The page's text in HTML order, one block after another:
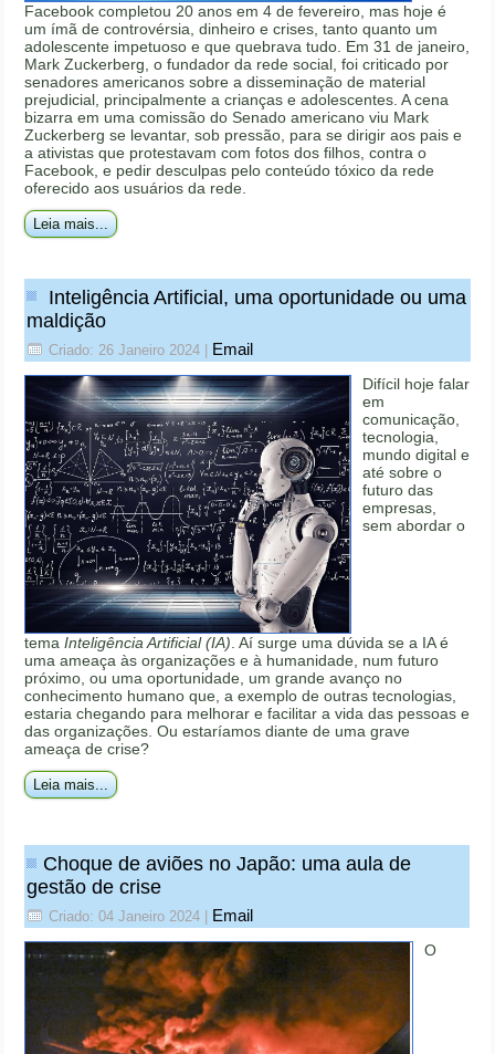
Facebook completou 20 anos em 4 de fevereiro, mas hoje é
um ímã de controvérsia, dinheiro e crises, tanto quanto um
adolescente impetuoso e que quebrava tudo. Em 31 de janeiro,
Mark Zuckerberg, o fundador da rede social, foi criticado por
senadores americanos sobre a disseminação de material
prejudicial, principalmente a crianças e adolescentes. A cena
bizarra em uma comissão do Senado americano viu Mark
Zuckerberg se levantar, sob pressão, para se dirigir aos pais e
a ativistas que protestavam com fotos dos filhos, contra o
Facebook, e pedir desculpas pelo conteúdo tóxico da rede
oferecido aos usuários da rede.
Leia mais...
Inteligência Artificial, uma oportunidade ou uma
maldição
Criado: 26 Janeiro 2024 | Email
Difícil hoje falar
em
comunicação,
tecnologia,
mundo digital e
até sobre o
futuro das
empresas,
sem abordar o
temaInteligência Artificial (IA). Aí surge uma dúvida se a IA é
uma ameaça às organizações e à humanidade, num futuro
próximo, ou uma oportunidade, um grande avanço no
conhecimento humano que, a exemplo de outras tecnologias,
estaria chegando para melhorar e facilitar a vida das pessoas e
das organizações. Ou estaríamos diante de uma grave
ameaça de crise?
Leia mais...
Choque de aviões no Japão: uma aula de
gestão de crise
Criado: 04 Janeiro 2024 Email
O